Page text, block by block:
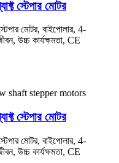
স্টেপার মোটর
মোটর, বাইপোলার, 4-
উচ্চ কার্যক্ষমতা, CE
স্টেপার মোটর
মোটর, বাইপোলার, 4-
উচ্চ কার্যক্ষমতা, CE